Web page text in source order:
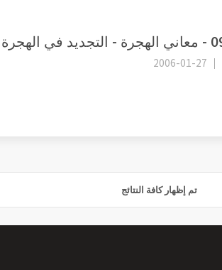
2006-01-27
تم إظهار كافة النتائج